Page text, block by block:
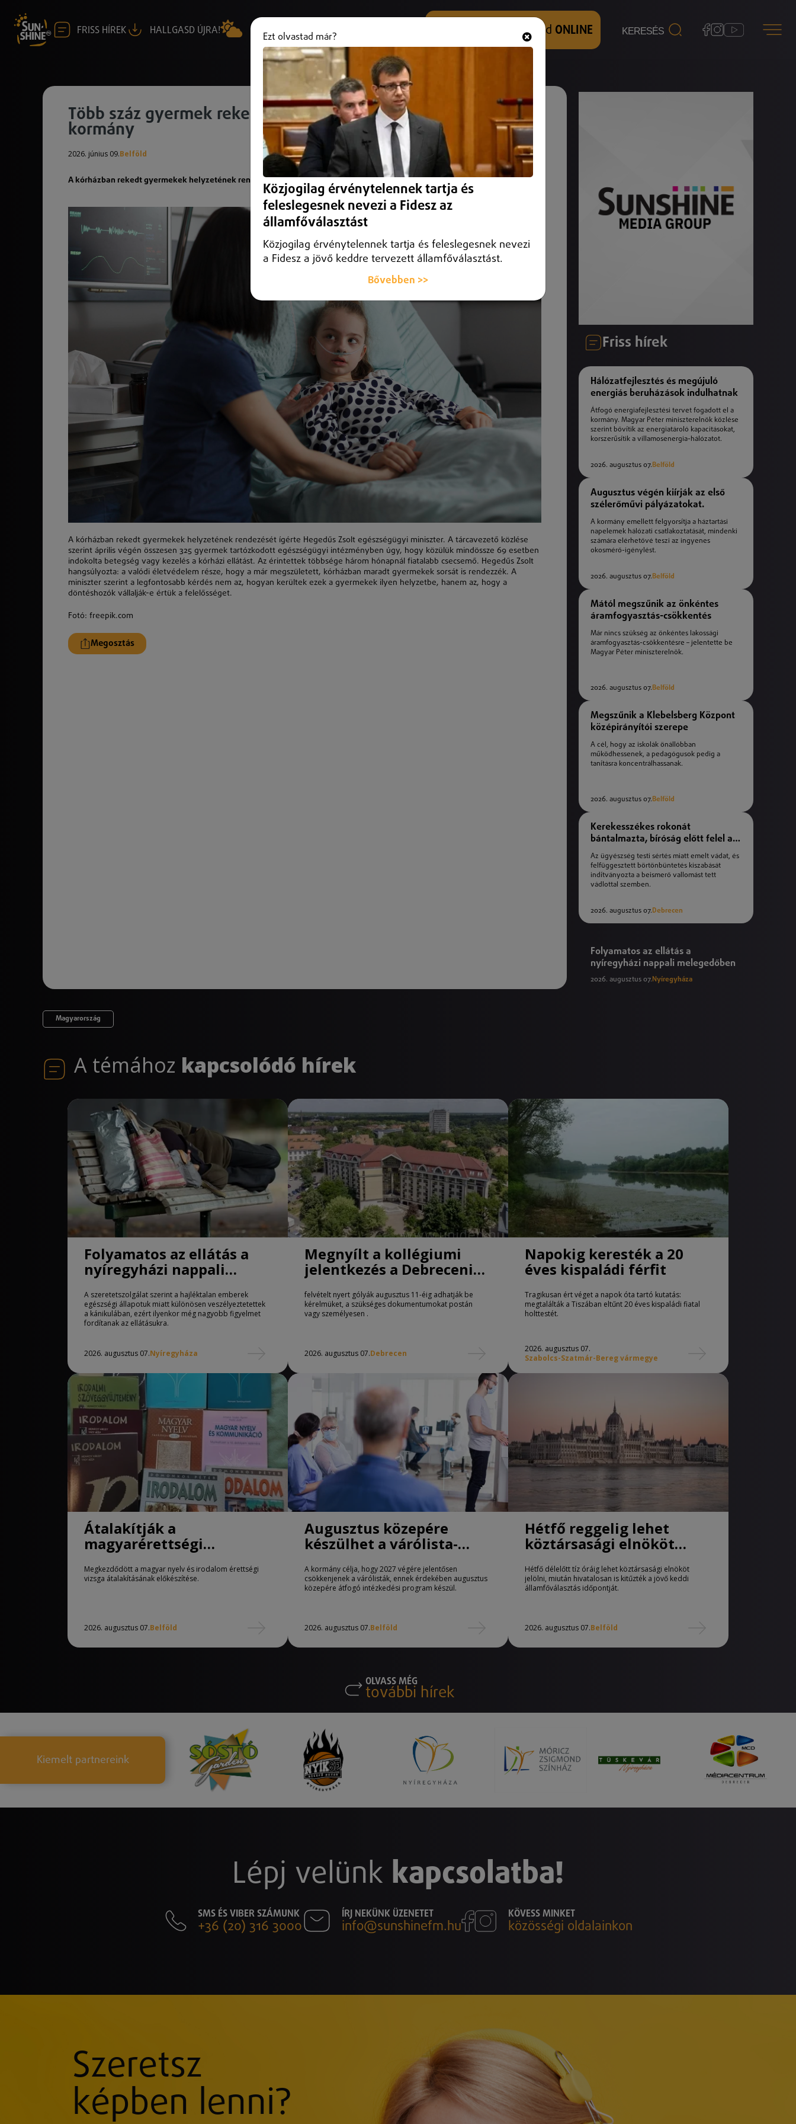
FRISS HÍREK HALLGASD ÚJRA! +36 (20) 316 3000 Hallgasd és nézd ONLINE
Több száz gyermek rekedt kórházban, intézkedést ígér a
kormány
2026. június 09.Belföld
A kórházban rekedt gyermekek helyzetének rendezését ígérte Hegedűs Zsolt egészségügyi miniszter.
A kórházban rekedt gyermekek helyzetének rendezését ígérte Hegedűs Zsolt egészségügyi miniszter. A tárcavezető közlése
szerint április végén összesen 325 gyermek tartózkodott egészségügyi intézményben úgy, hogy közülük mindössze 69 esetben
indokolta betegség vagy kezelés a kórházi ellátást. Az érintettek többsége három hónapnál fiatalabb csecsemő. Hegedűs Zsolt
hangsúlyozta: a valódi életvédelem része, hogy a már megszületett, kórházban maradt gyermekek sorsát is rendezzék. A
miniszter szerint a legfontosabb kérdés nem az, hogyan kerültek ezek a gyermekek ilyen helyzetbe, hanem az, hogy a
döntéshozók vállalják-e értük a felelősséget.
Fotó: freepik.com
Megosztás
Friss hírek
Hálózatfejlesztés és megújuló
energiás beruházások indulhatnak
Átfogó energiafejlesztési tervet fogadott el a
kormány. Magyar Péter miniszterelnök közlése
szerint bővítik az energiatároló kapacitásokat,
korszerűsítik a villamosenergia-hálózatot.
2026. augusztus 07.Belföld
Augusztus végén kiírják az első
szélerőművi pályázatokat.
A kormány emellett felgyorsítja a háztartási
napelemek hálózati csatlakoztatását, mindenki
számára elérhetővé teszi az ingyenes
okosmérő-igénylést.
2026. augusztus 07.Belföld
Mától megszűnik az önkéntes
áramfogyasztás-csökkentés
Már nincs szükség az önkéntes lakossági
áramfogyasztás-csökkentésre – jelentette be
Magyar Péter miniszterelnök.
2026. augusztus 07.Belföld
Megszűnik a Klebelsberg Központ
középirányítói szerepe
A cél, hogy az iskolák önállóbban
működhessenek, a pedagógusok pedig a
tanításra koncentrálhassanak.
2026. augusztus 07.Belföld
Kerekesszékes rokonát
bántalmazta, bíróság előtt felel a
férfi
Az ügyészség testi sértés miatt emelt vádat, és
felfüggesztett börtönbüntetés kiszabását
indítványozta a beismerő vallomást tett
vádlottal szemben.
2026. augusztus 07.Debrecen
Folyamatos az ellátás a
nyíregyházi nappali melegedőben
2026. augusztus 07. Nyíregyháza
Magyarország
A témához kapcsolódó hírek
Folyamatos az ellátás a
nyíregyházi nappali
melegedőben
A szeretetszolgálat szerint a hajléktalan emberek
egészségi állapotuk miatt különösen veszélyeztetettek
a kánikulában, ezért ilyenkor még nagyobb figyelmet
fordítanak az ellátásukra.
2026. augusztus 07.Nyíregyháza
Megnyílt a kollégiumi
jelentkezés a Debreceni
Egyetemen
felvételt nyert gólyák augusztus 11-éig adhatják be
kérelmüket, a szükséges dokumentumokat postán
vagy személyesen .
2026. augusztus 07.Debrecen
Napokig keresték a 20
éves kispaládi férfit
Tragikusan ért véget a napok óta tartó kutatás:
megtalálták a Tiszában eltűnt 20 éves kispaládi fiatal
holttestét.
2026. augusztus 07.
Szabolcs-Szatmár-Bereg vármegye
Átalakítják a
magyarérettségi
követelményeit
Megkezdődött a magyar nyelv és irodalom érettségi
vizsga átalakításának előkészítése.
2026. augusztus 07.Belföld
Augusztus közepére
készülhet a várólista-
A kormány célja, hogy 2027 végére jelentősen
csökkenjenek a várólisták, ennek érdekében augusztus
közepére átfogó intézkedési program készül.
2026. augusztus 07.Belföld
Hétfő reggelig lehet
köztársasági elnököt
Hétfő délelőtt tíz óráig lehet köztársasági elnököt
jelölni, miután hivatalosan is kitűzték a jövő keddi
államfőválasztás időpontját.
2026. augusztus 07.Belföld
OLVASS MÉG
további hírek
Kiemelt partnereink
Lépj velünk kapcsolatba!
SMS ÉS VIBER SZÁMUNK
+36 (20) 316 3000
ÍRJ NEKÜNK ÜZENETET
info@sunshinefm.hu
KÖVESS MINKET
közösségi oldalainkon
Szeretsz
képben lenni?
Ezt olvastad már?
Közjogilag érvénytelennek tartja és
feleslegesnek nevezi a Fidesz az
államfőválasztást
Közjogilag érvénytelennek tartja és feleslegesnek nevezi
a Fidesz a jövő keddre tervezett államfőválasztást.
Bővebben >>